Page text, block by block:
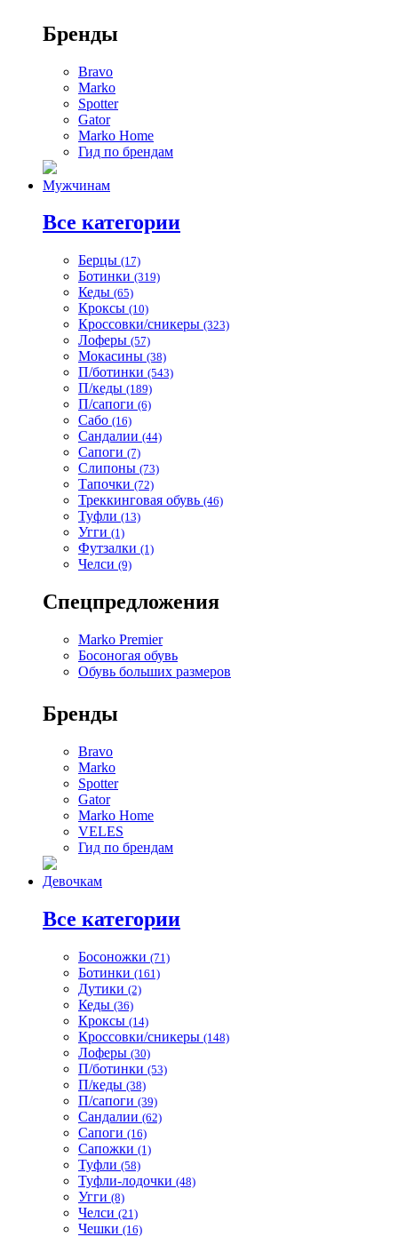
Бренды
Bravo
Marko
Spotter
Gator
Marko Home
Гид по брендам
Мужчинам
Все категории
Берцы (17)
Ботинки (319)
Кеды (65)
Кроксы (10)
Кроссовки/сникеры (323)
Лоферы (57)
Мокасины (38)
П/ботинки (543)
П/кеды (189)
П/сапоги (6)
Сабо (16)
Сандалии (44)
Сапоги (7)
Слипоны (73)
Тапочки (72)
Треккинговая обувь (46)
Туфли (13)
Угги (1)
Футзалки (1)
Челси (9)
Спецпредложения
Marko Premier
Босоногая обувь
Обувь больших размеров
Бренды
Bravo
Marko
Spotter
Gator
Marko Home
VELES
Гид по брендам
Девочкам
Все категории
Босоножки (71)
Ботинки (161)
Дутики (2)
Кеды (36)
Кроксы (14)
Кроссовки/сникеры (148)
Лоферы (30)
П/ботинки (53)
П/кеды (38)
П/сапоги (39)
Сандалии (62)
Сапоги (16)
Сапожки (1)
Туфли (58)
Туфли-лодочки (48)
Угги (8)
Челси (21)
Чешки (16)